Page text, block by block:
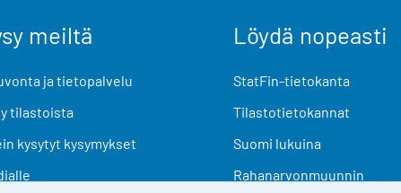
meiltä
ja tietopalvelu
tilastoista
kysytyt kysymykset
Löydä nopeasti
StatFin-tietokanta
Tilastotietokannat
Suomi lukuina
Rahanarvonmuunnin